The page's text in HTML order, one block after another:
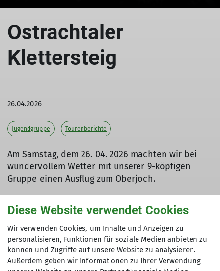
Ostrachtaler
Klettersteig
26.04.2026
Jugendgruppe Tourenberichte
Am Samstag, dem 26. 04. 2026 machten wir bei
wundervollem Wetter mit unserer 9-köpfigen
Gruppe einen Ausflug zum Oberjoch.
Zuerst machten wir den Ostrachtaler Klettersteig,
den wir nach nur wenigen Minuten Zustieg
erreicht hatten. Diesen hatten wir nach einer
sehr unterhaltsamen Stunde absolviert. Nach
Diese Website verwendet Cookies
Wir verwenden Cookies, um Inhalte und Anzeigen zu
personalisieren, Funktionen für soziale Medien anbieten zu
können und Zugriffe auf unsere Website zu analysieren.
Außerdem geben wir Informationen zu Ihrer Verwendung